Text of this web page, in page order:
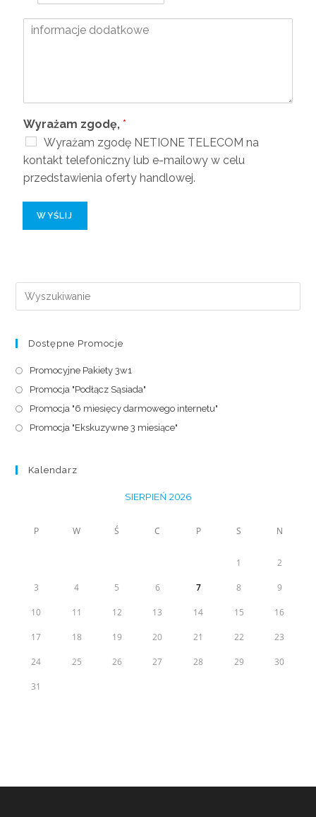
Wyrażam zgodę,*
Wyrażam zgodę NETIONE TELECOM na
kontakt telefoniczny lub e-mailowy w celu
przedstawienia oferty handlowej.
WYŚLIJ
Dostępne Promocje
Promocyjne Pakiety 3w1
Promocja "Podłącz Sąsiada"
Promocja "6 miesięcy darmowego internetu"
Promocja "Ekskuzywne 3 miesiące"
Kalendarz
SIERPIEŃ 2026
P W Ś C P S N
1 2
3 4 5 6 7 8 9
10 11 12 13 14 15 16
17 18 19 20 21 22 23
24 25 26 27 28 29 30
31